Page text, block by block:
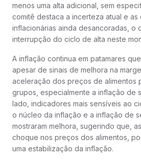
menos uma alta adicional, sem
comitê destaca a incerteza atual e as
inflacionárias ainda desancoradas, o
interrupção do ciclo de alta neste
A inflação continua em patamares
apesar de sinais de melhora na
aceleração dos preços de alimentos
grupos, especialmente a inflação de
lado, indicadores mais sensíveis ao
o núcleo da inflação e a inflação de
mostraram melhora, sugerindo que,
choque nos preços dos alimentos,
uma estabilização da inflação.